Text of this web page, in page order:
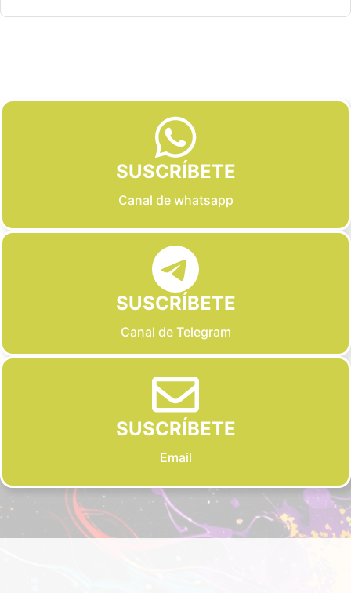
SUSCRÍBETE
Canal de whatsapp
SUSCRÍBETE
Canal de Telegram
SUSCRÍBETE
Email